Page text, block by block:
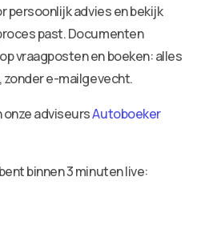
persoonlijk advies en bekijk
past. Documenten
vraagposten en boeken: alles
e-mailgevecht.
onze adviseursAutoboeker
binnen 3 minuten live: